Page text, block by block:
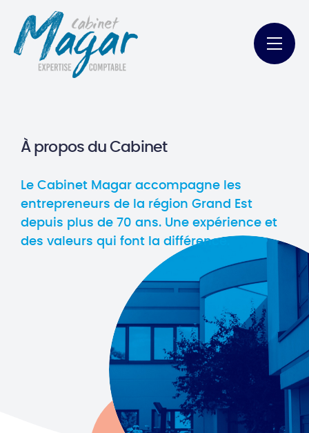
À propos du Cabinet
Le Cabinet Magar accompagne les
entrepreneurs de la région Grand Est
depuis plus de 70 ans. Une expérience et
des valeurs qui font la différence.